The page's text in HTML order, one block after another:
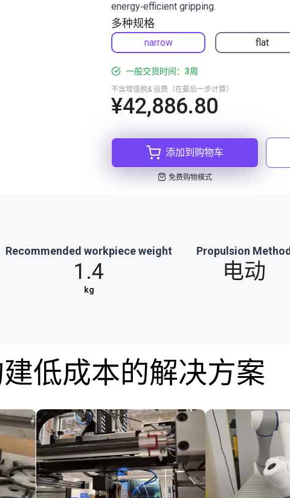
多种规格
narrow flat
energy‑efficient gripping.
一般交货时间：3周
¥42,886.80
不含增值税& 运费（在最后一步计算）
添加到购物车
免费购物模式
Recommended workpiece weight
1.4
kg
Propulsion Method
电动
低成本的解决方案